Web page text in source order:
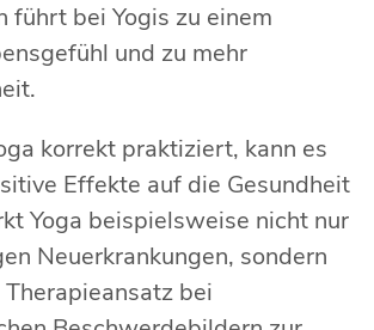
führt bei Yogis zu einem
und zu mehr
korrekt praktiziert, kann es
Effekte auf die Gesundheit
Yoga beispielsweise nicht nur
Neuerkrankungen, sondern
bei